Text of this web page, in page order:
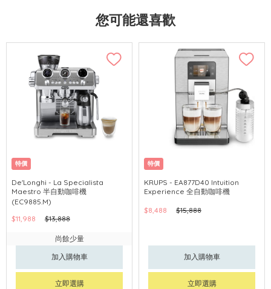
您可能還喜歡
特價
De'Longhi - La Specialista
Maestro 半自動咖啡機
(EC9885.M)
$11,988
$13,888
尚餘少量
加入購物車
立即選購
特價
KRUPS - EA877D40 Intuition
Experience 全自動咖啡機
$8,488 $15,888
加入購物車
立即選購